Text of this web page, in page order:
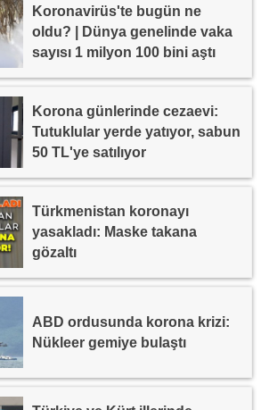
Koronavirüs'te bugün ne
oldu? | Dünya genelinde vaka
sayısı 1 milyon 100 bini aştı
Korona günlerinde cezaevi:
Tutuklular yerde yatıyor, sabun
50 TL'ye satılıyor
Türkmenistan koronayı
yasakladı: Maske takana
gözaltı
ABD ordusunda korona krizi:
Nükleer gemiye bulaştı